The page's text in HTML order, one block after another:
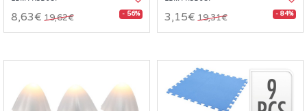
8,63€ 19,62€ - 56% 3,15€ 19,31€ - 84%